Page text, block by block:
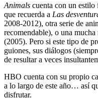
Animals cuenta con un
que recuerda a Las
2008-2012), otra serie de
recomendable), o una
(2005). Pero si este tipo de
guiones, sus diálogos
de resultar a veces
HBO cuenta con su propio
a lo largo de este año… así
disfrutar.